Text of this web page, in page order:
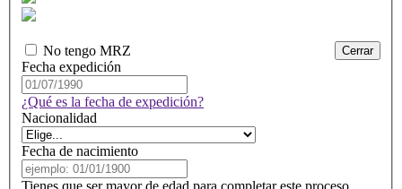
Cerrar
No tengo MRZ
Fecha expedición
¿Qué es la fecha de expedición?
Nacionalidad
Fecha de nacimiento